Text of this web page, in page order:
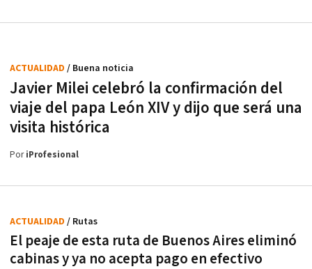
Javier Milei celebró la confirmación del
viaje del papa León XIV y dijo que será una
visita histórica
ACTUALIDAD / Buena noticia
PoriProfesional
El peaje de esta ruta de Buenos Aires eliminó
cabinas y ya no acepta pago en efectivo
ACTUALIDAD / Rutas